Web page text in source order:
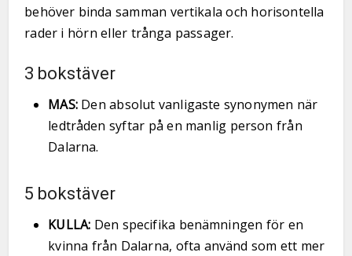
behöver binda samman vertikala och horisontella
rader i hörn eller trånga passager.
3 bokstäver
MAS:Den absolut vanligaste synonymen när
ledtråden syftar på en manlig person från
Dalarna.
5 bokstäver
KULLA: Den specifika benämningen för en
kvinna från Dalarna, ofta använd som ett mer